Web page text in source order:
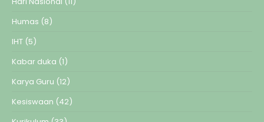
Humas (8)
IHT (5)
Kabar duka (1)
Karya Guru (12)
Kesiswaan (42)